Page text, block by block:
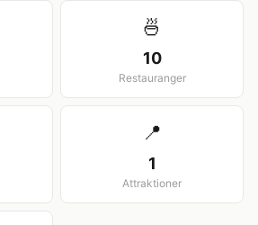
🍜
10
Restauranger
📍
1
Attraktioner